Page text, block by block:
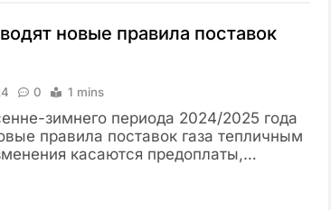
новые правила поставок
0 1 mins
зимнего периода 2024/2025 года
правила поставок газа тепличным
касаются предоплаты,…